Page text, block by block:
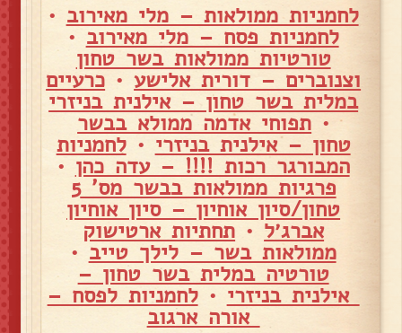
לחמניות ממולאות – מלי מאירוב •
לחמניות פסח – מלי מאירוב •
טורטיות ממולאות בשר טחון
וצנוברים – דורית אלישע• כרעיים
במלית בשר טחון – אילנית בניזרי
• תפוחי אדמה ממולא בבשר
טחון – אילנית בניזרי •לחמניות
המבורגר רכות !!!! – עדה כהן •
פרגיות ממולאות בבשר מס' 5
טחון/סיון אוחיון – סיון אוחיון
אברג׳ל • תחתיות ארטישוק
ממולאות בשר – לילך טייב •
טורטיה במלית בשר טחון –
אילנית בניזרי •לחמניות לפסח –
אורה ארגוב